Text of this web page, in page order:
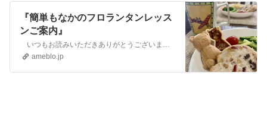
『簡単もなかのフロランタンレッス
ンご案内』
いつもお読みいただきありがとうございます 愛知県小牧市 簡単💗ワクワクナチュラル米粉おやつで褒められママに 身体と心をととのえて家族の…
ameblo.jp